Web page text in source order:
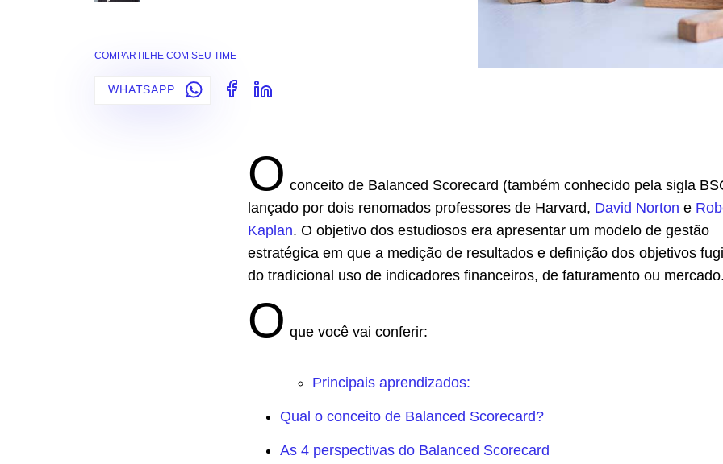
COMPARTILHE COM SEU TIME
WHATSAPP
O conceito de Balanced Scorecard (também conhecido pela sigla
lançado por dois renomados professores de Harvard, David Norton e
Kaplan. O objetivo dos estudiosos era apresentar um modelo de gestão
estratégica em que a medição de resultados e definição dos objetivos
do tradicional uso de indicadores financeiros, de faturamento ou mercado.
O que você vai conferir:
Principais aprendizados:
Qual o conceito de Balanced Scorecard?
As 4 perspectivas do Balanced Scorecard